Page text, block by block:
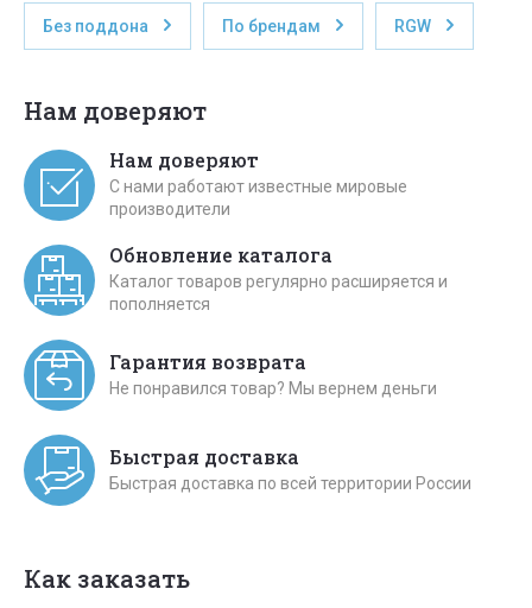
Без поддона По брендам RGW
Нам доверяют
Нам доверяют
С нами работают известные мировые
производители
Обновление каталога
Каталог товаров регулярно расширяется и
пополняется
Гарантия возврата
Не понравился товар? Мы вернем деньги
Быстрая доставка
Быстрая доставка по всей территории России
Как заказать